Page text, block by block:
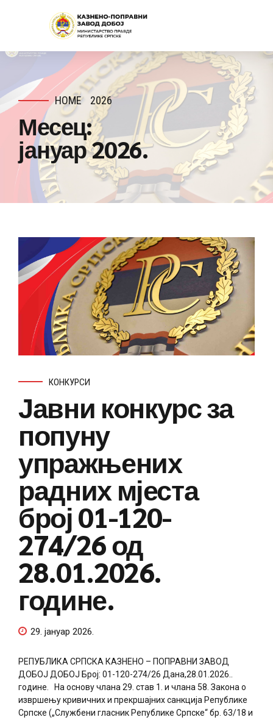
HOME 2026
Месец:
јануар 2026.
КОНКУРСИ
Јавни конкурс за
попуну
упражњених
радних мјеста
број 01-120-
274/26 од
28.01.2026.
године.
29. јануар 2026.
РЕПУБЛИКА СРПСКА КАЗНЕНО – ПОПРАВНИ ЗАВОД
ДОБОЈ ДОБОЈ Број: 01-120-274/26 Дана,28.01.2026..
године. На основу члана 29. став 1. и члана 58. Закона о
извршењу кривичних и прекршајних санкција Републике
Српске („Службени гласник Републике Српске“ бр. 63/18 и